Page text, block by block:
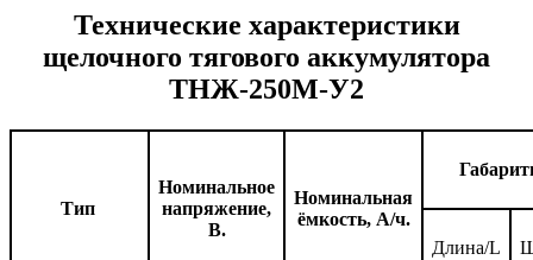
Технические характеристики
щелочного тягового аккумулятора
ТНЖ-250М-У2
Тип
Номинальное
напряжение,
В.
Номинальная
ёмкость, А/ч.
Длина/L